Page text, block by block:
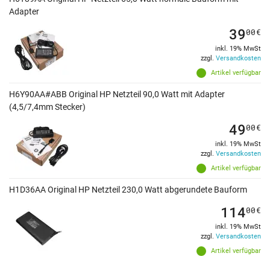
Adapter
Artikel verfügbar
3900€
inkl. 19% MwSt
zzgl. Versandkosten
H6Y90AA#ABB Original HP Netzteil 90,0 Watt mit Adapter
(4,5/7,4mm Stecker)
Artikel verfügbar
4900€
inkl. 19% MwSt
zzgl. Versandkosten
H1D36AA Original HP Netzteil 230,0 Watt abgerundete Bauform
Artikel verfügbar
11400€
inkl. 19% MwSt
zzgl. Versandkosten